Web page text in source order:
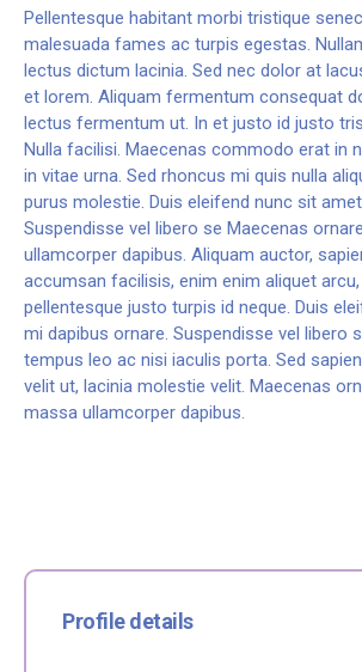
Pellentesque habitant morbi tristique
malesuada fames ac turpis egestas.
lectus dictum lacinia. Sed nec dolor at
et lorem. Aliquam fermentum consequat
lectus fermentum ut. In et justo id justo
Nulla facilisi. Maecenas commodo erat in
in vitae urna. Sed rhoncus mi quis nulla
purus molestie. Duis eleifend nunc sit
Suspendisse vel libero se Maecenas
ullamcorper dapibus. Aliquam auctor,
accumsan facilisis, enim enim aliquet
pellentesque justo turpis id neque. Duis
mi dapibus ornare. Suspendisse vel libero
tempus leo ac nisi iaculis porta. Sed
velit ut, lacinia molestie velit. Maecenas
massa ullamcorper dapibus.
Profile details